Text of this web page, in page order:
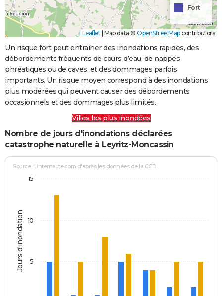
Fort
Leaflet | Map data © OpenStreetMapcontributors
Un risque fort peut entraîner des inondations rapides, des
débordements fréquents de cours d’eau, de nappes
phréatiques ou de caves, et des dommages parfois
importants. Un risque moyen correspond à des inondations
plus modérées qui peuvent causer des débordements
occasionnels et des dommages plus limités.
Villes les plus inondées
Nombre de jours d'inondations déclarées
catastrophe naturelle à Leyritz-Moncassin
Jours d'inondation
Source : Linternaute.com d'après les données de la CCR
5
10
15